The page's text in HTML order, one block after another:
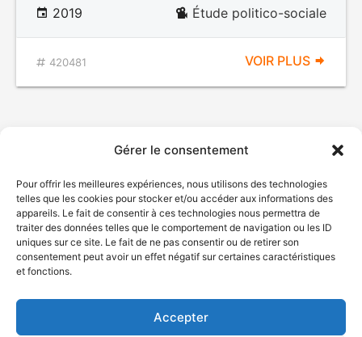
Gérer le consentement
Pour offrir les meilleures expériences, nous utilisons des technologies
telles que les cookies pour stocker et/ou accéder aux informations des
appareils. Le fait de consentir à ces technologies nous permettra de
traiter des données telles que le comportement de navigation ou les ID
uniques sur ce site. Le fait de ne pas consentir ou de retirer son
consentement peut avoir un effet négatif sur certaines caractéristiques
et fonctions.
Accepter
2019 Étude politico-sociale
420481 VOIR PLUS
© Gouvernement du Québec, 2026
Plan du site
Accessibilité